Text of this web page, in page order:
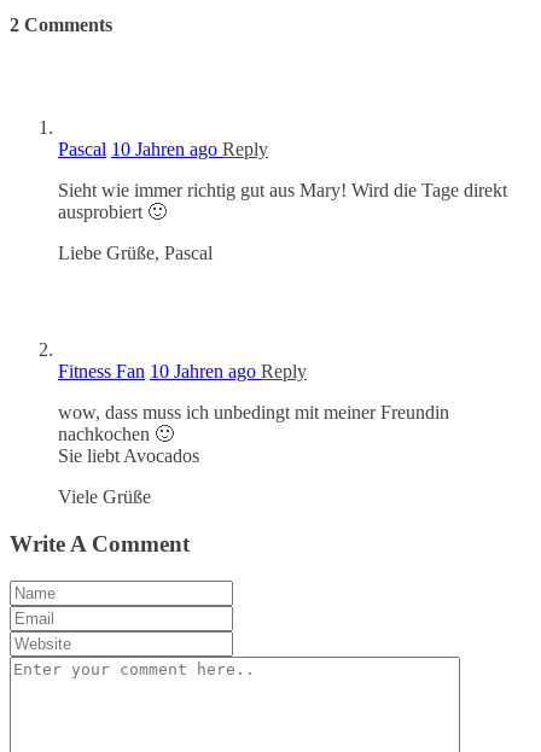
2 Comments
Pascal 10 Jahren ago Reply
Sieht wie immer richtig gut aus Mary! Wird die Tage direkt
ausprobiert 🙂
Liebe Grüße, Pascal
Fitness Fan 10 Jahren ago Reply
wow, dass muss ich unbedingt mit meiner Freundin
nachkochen 🙂
Sie liebt Avocados
Viele Grüße
Write A Comment